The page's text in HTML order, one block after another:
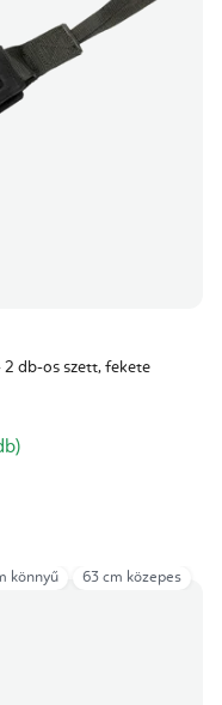
db-os szett, fekete
könnyű 63 cm közepes